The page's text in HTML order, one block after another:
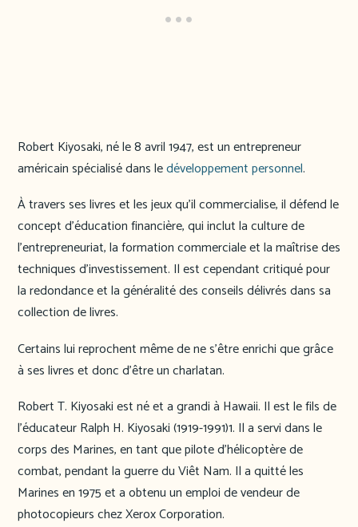
Robert Kiyosaki, né le 8 avril 1947, est un entrepreneur
américain spécialisé dans ledéveloppement personnel.
À travers ses livres et les jeux qu’il commercialise, il défend le
concept d’éducation financière, qui inclut la culture de
l’entrepreneuriat, la formation commerciale et la maîtrise des
techniques d’investissement. Il est cependant critiqué pour
la redondance et la généralité des conseils délivrés dans sa
collection de livres.
Certains lui reprochent même de ne s’être enrichi que grâce
à ses livres et donc d’être un charlatan.
Robert T. Kiyosaki est né et a grandi à Hawaii. Il est le fils de
l’éducateur Ralph H. Kiyosaki (1919-1991)1. Il a servi dans le
corps des Marines, en tant que pilote d’hélicoptère de
combat, pendant la guerre du Viêt Nam. Il a quitté les
Marines en 1975 et a obtenu un emploi de vendeur de
photocopieurs chez Xerox Corporation.